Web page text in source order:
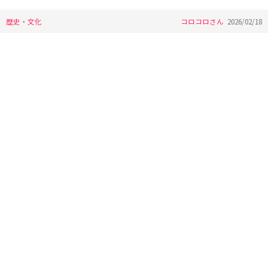
歴史・文化 コロコロさん 2026/02/18